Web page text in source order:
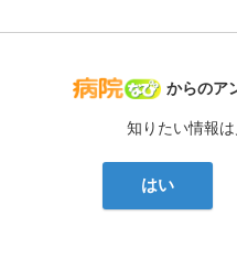
病院なび
からのア
知りたい情報
はい